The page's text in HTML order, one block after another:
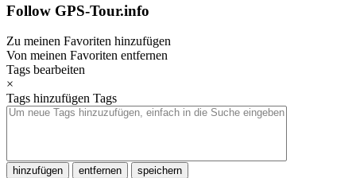
Follow GPS-Tour.info
Zu meinen Favoriten hinzufügen
Von meinen Favoriten entfernen
Tags bearbeiten
×
Tags hinzufügen Tags
hinzufügen entfernen speichern